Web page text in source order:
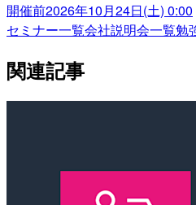
開催前2026年10月24日(土) 0:00
セミナー一覧会社説明会一覧勉
関連記事